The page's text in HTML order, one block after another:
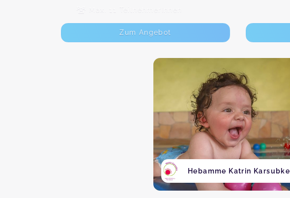
Max. 11 TeilnehmerInnen
Zum Angebot
Hebamme Katrin Karsubke